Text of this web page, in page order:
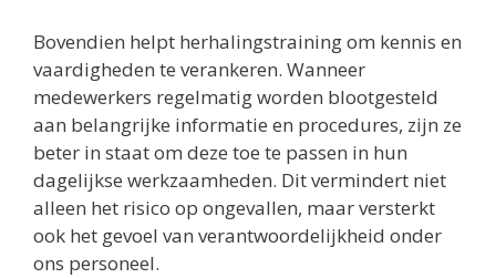
Bovendien helpt herhalingstraining om kennis en
vaardigheden te verankeren. Wanneer
medewerkers regelmatig worden blootgesteld
aan belangrijke informatie en procedures, zijn ze
beter in staat om deze toe te passen in hun
dagelijkse werkzaamheden. Dit vermindert niet
alleen het risico op ongevallen, maar versterkt
ook het gevoel van verantwoordelijkheid onder
ons personeel.